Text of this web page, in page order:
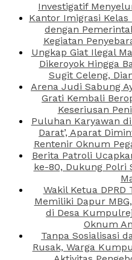
Investigatif
Kantor Imigrasi
dengan
Kegiatan
Ungkap Giat Ilegal
Dikeroyok Hingga
Sugit Celeng,
Arena Judi Sabung
Grati Kembali
Keseriusan
Puluhan Karyawan
Darat’, Aparat
Rentenir Oknum
Berita Patroli
ke-80, Dukung Polri
Wakil Ketua
Memiliki Dapur
di Desa
Oknum
Tanpa Sosialisasi
Rusak, Warga